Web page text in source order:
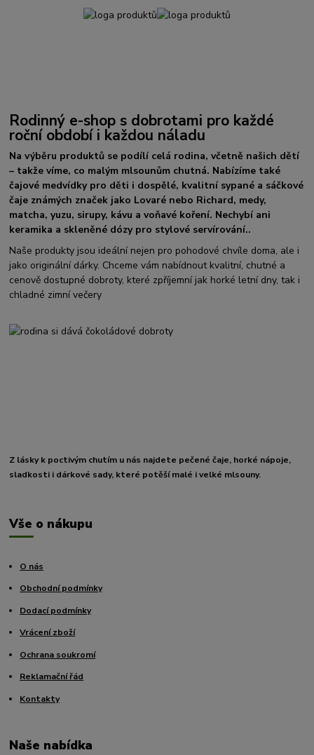
Rodinný e-shop s dobrotami pro každé
roční období i každou náladu
Na výběru produktů se podílí celá rodina, včetně našich dětí
– takže víme, co malým mlsounům chutná. Nabízíme také
čajové medvídky pro děti i dospělé, kvalitní sypané a sáčkové
čaje známých značek jako Lovaré nebo Richard, medy,
matcha, yuzu, sirupy, kávu a voňavé koření. Nechybí ani
keramika a skleněné dózy pro stylové servírování..
Naše produkty jsou ideální nejen pro pohodové chvíle doma, ale i
jako originální dárky. Chceme vám nabídnout kvalitní, chutné a
cenově dostupné dobroty, které zpříjemní jak horké letní dny, tak i
chladné zimní večery
Z lásky k poctivým chutím u nás najdete pečené čaje, horké nápoje,
sladkosti i dárkové sady, které potěší malé i velké mlsouny.
Vše o nákupu
O nás
Obchodní podmínky
Dodací podmínky
Vrácení zboží
Ochrana soukromí
Reklamační řád
Kontakty
Naše nabídka